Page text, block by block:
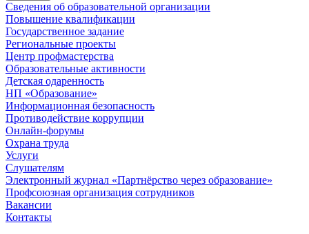
Сведения об образовательной организации
Повышение квалификации
Государственное задание
Региональные проекты
Центр профмастерства
Образовательные активности
Детская одаренность
НП «Образование»
Информационная безопасность
Противодействие коррупции
Онлайн-форумы
Охрана труда
Услуги
Слушателям
Электронный журнал «Партнёрство через образование»
Профсоюзная организация сотрудников
Вакансии
Контакты